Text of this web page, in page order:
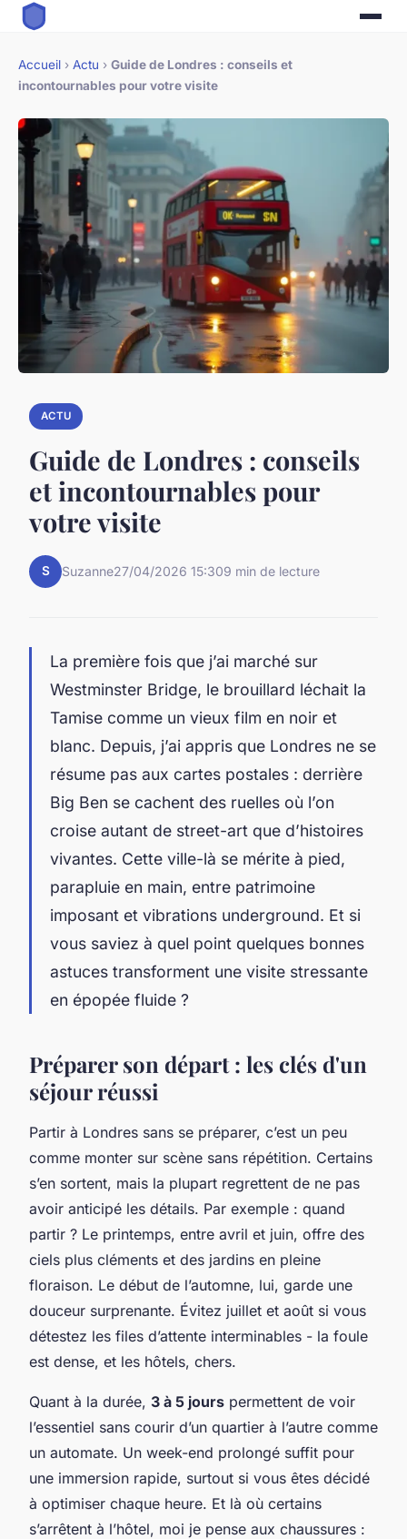
Accueil › Actu › Guide de Londres : conseils et
incontournables pour votre visite
ACTU
Guide de Londres : conseils
et incontournables pour
votre visite
S Suzanne27/04/2026 15:309 min de lecture
La première fois que j’ai marché sur
Westminster Bridge, le brouillard léchait la
Tamise comme un vieux film en noir et
blanc. Depuis, j’ai appris que Londres ne se
résume pas aux cartes postales : derrière
Big Ben se cachent des ruelles où l’on
croise autant de street-art que d’histoires
vivantes. Cette ville-là se mérite à pied,
parapluie en main, entre patrimoine
imposant et vibrations underground. Et si
vous saviez à quel point quelques bonnes
astuces transforment une visite stressante
en épopée fluide ?
Préparer son départ : les clés d'un
séjour réussi
Partir à Londres sans se préparer, c’est un peu
comme monter sur scène sans répétition. Certains
s’en sortent, mais la plupart regrettent de ne pas
avoir anticipé les détails. Par exemple : quand
partir ? Le printemps, entre avril et juin, offre des
ciels plus cléments et des jardins en pleine
floraison. Le début de l’automne, lui, garde une
douceur surprenante. Évitez juillet et août si vous
détestez les files d’attente interminables - la foule
est dense, et les hôtels, chers.
Quant à la durée, 3 à 5 jours permettent de voir
l’essentiel sans courir d’un quartier à l’autre comme
un automate. Un week-end prolongé suffit pour
une immersion rapide, surtout si vous êtes décidé
à optimiser chaque heure. Et là où certains
s’arrêtent à l’hôtel, moi je pense aux chaussures :